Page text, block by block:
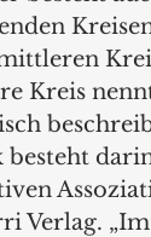
Kreis
Verlag.